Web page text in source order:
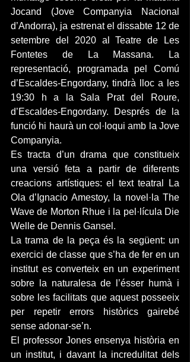
Jocand (Jove Companyia Nacional
d’Andorra), ja estrenat el dissabte 12 de
setembre del 2020 al Teatre de Les
Fontetes de La Massana. La
representació, programada pel Comú
d’Escaldes-Engordany, tindrà lloc a les
19:30 h a la Sala Prat del Roure,
d’Escaldes-Engordany. Després de la
funció hi haurà un col·loqui amb la Jove
Companyia.
Es tracta d’un drama que constitueix
una versió feta a partir de diferents
creacions artístiques: el text teatral La
Ola d’Ignacio Amestoy, la novel·la The
Wave de Morton Rhue i la pel·lícula Die
Welle de Dennis Gansel.
La trama de la peça és la següent: un
exercici de classe que s’ha de fer en un
institut es converteix en un experiment
sobre la naturalesa de l’ésser humà i
sobre les facilitats que aquest posseeix
per repetir errors històrics gairebé
sense adonar-se’n.
El professor Jones ensenya història en
un institut, i davant la incredulitat dels